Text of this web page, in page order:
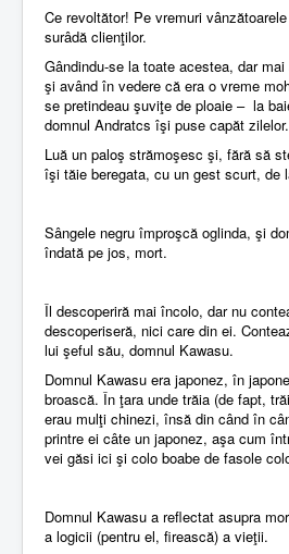
Ce revoltător! Pe vremuri
surâdă clienţilor.
Gândindu-se la toate acestea, dar
şi având în vedere că era o vreme
se pretindeau şuviţe de ploaie – la
domnul Andratcs îşi puse capăt zilelor.
Luă un paloş strămoşesc şi, fără să
îşi tăie beregata, cu un gest scurt, de
Sângele negru împroşcă oglinda, şi
îndată pe jos, mort.
Îl descoperiră mai încolo, dar nu
descoperiseră, nici care din ei.
lui şeful său, domnul Kawasu.
Domnul Kawasu era japonez, în
broască. În ţara unde trăia (de fapt,
erau mulţi chinezi, însă din când în
printre ei câte un japonez, aşa cum
vei găsi ici şi colo boabe de fasole
Domnul Kawasu a reflectat asupra
a logicii (pentru el, firească) a vieţii.